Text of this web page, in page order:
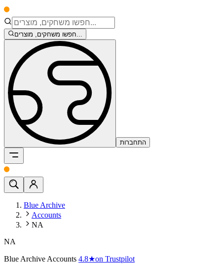
חפשו משחקים, מוצרים...
התחברות
Blue Archive
Accounts
NA
NA
Blue Archive Accounts 4.8★on Trustpilot